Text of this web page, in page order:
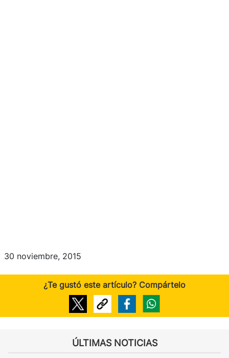
30 noviembre, 2015
¿Te gustó este artículo? Compártelo
ÚLTIMAS NOTICIAS